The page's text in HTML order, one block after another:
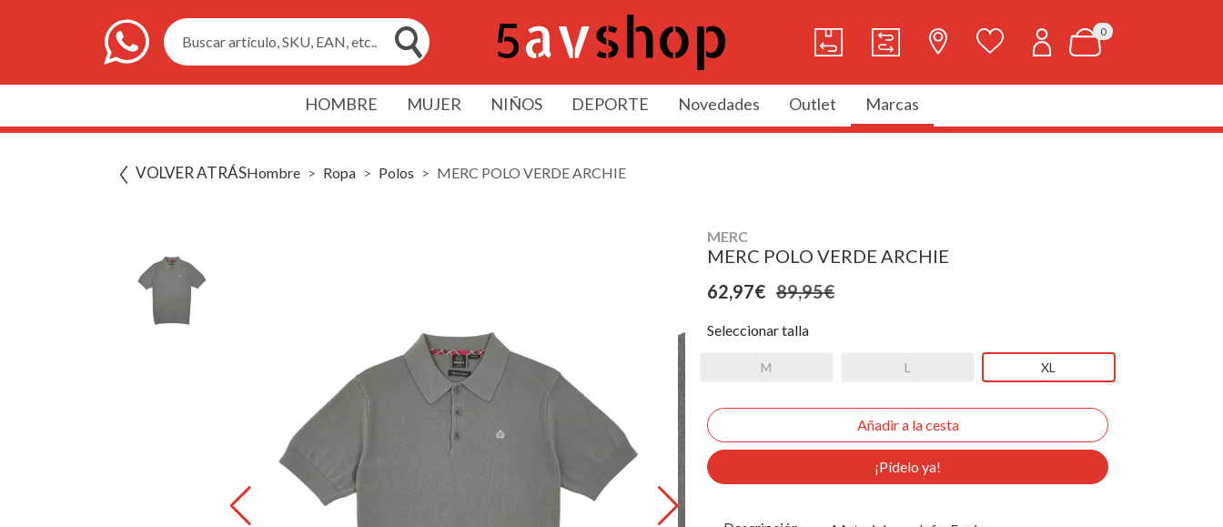
Buscar artículo, SKU, EAN, etc..
0
HOMBRE MUJER NIÑOS DEPORTE Novedades Outlet Marcas
VOLVER ATRÁSHombre Ropa Polos MERC POLO VERDE ARCHIE
MERC
MERC POLO VERDE ARCHIE
62,97€ 89,95€
Seleccionar talla
M L XL
¡Pídelo ya!